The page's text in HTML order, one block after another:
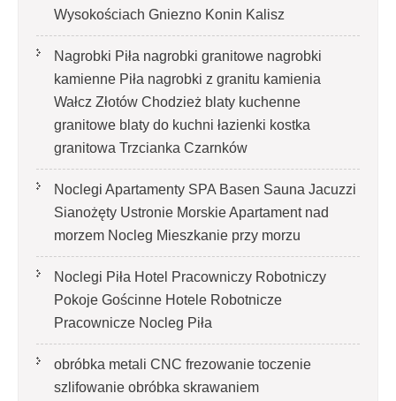
Wysokościach Gniezno Konin Kalisz
Nagrobki Piła nagrobki granitowe nagrobki
kamienne Piła nagrobki z granitu kamienia
Wałcz Złotów Chodzież blaty kuchenne
granitowe blaty do kuchni łazienki kostka
granitowa Trzcianka Czarnków
Noclegi Apartamenty SPA Basen Sauna Jacuzzi
Sianożęty Ustronie Morskie Apartament nad
morzem Nocleg Mieszkanie przy morzu
Noclegi Piła Hotel Pracowniczy Robotniczy
Pokoje Gościnne Hotele Robotnicze
Pracownicze Nocleg Piła
obróbka metali CNC frezowanie toczenie
szlifowanie obróbka skrawaniem